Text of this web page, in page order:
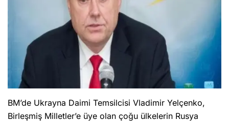
BM’de Ukrayna Daimi Temsilcisi Vladimir Yelçenko,
Birleşmiş Milletler’e üye olan çoğu ülkelerin Rusya